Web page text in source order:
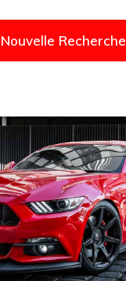
Nouvelle Recherche